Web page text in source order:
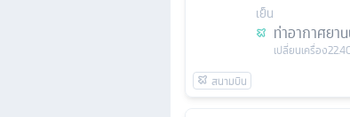
เย็น
ท่าอากาศยา
เปลี่ยนเครื่อง